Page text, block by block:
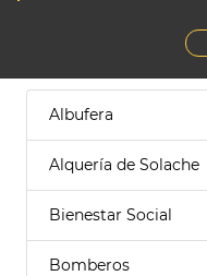
Albufera
Alquería de Solache
Bienestar Social
Bomberos